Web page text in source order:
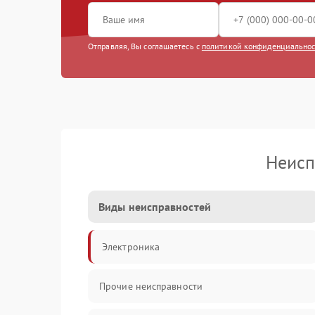
Отправляя, Вы соглашаетесь с политикой
Виды неисправностей
Электроника
Прочие неисправности